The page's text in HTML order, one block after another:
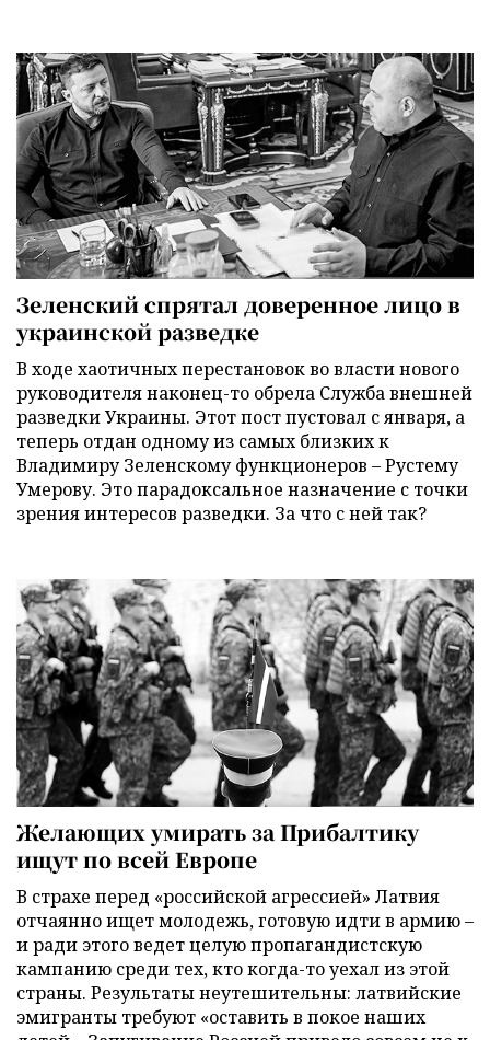
Зеленский спрятал доверенное лицо в
украинской разведке
В ходе хаотичных перестановок во власти нового
руководителя наконец-то обрела Служба внешней
разведки Украины. Этот пост пустовал с января, а
теперь отдан одному из самых близких к
Владимиру Зеленскому функционеров – Рустему
Умерову. Это парадоксальное назначение с точки
зрения интересов разведки. За что с ней так?
Желающих умирать за Прибалтику
ищут по всей Европе
В страхе перед «российской агрессией» Латвия
отчаянно ищет молодежь, готовую идти в армию –
и ради этого ведет целую пропагандистскую
кампанию среди тех, кто когда-то уехал из этой
страны. Результаты неутешительны: латвийские
эмигранты требуют «оставить в покое наших